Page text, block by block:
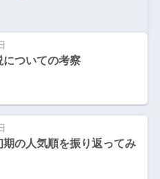
についての考察
期の人気順を振り返ってみ